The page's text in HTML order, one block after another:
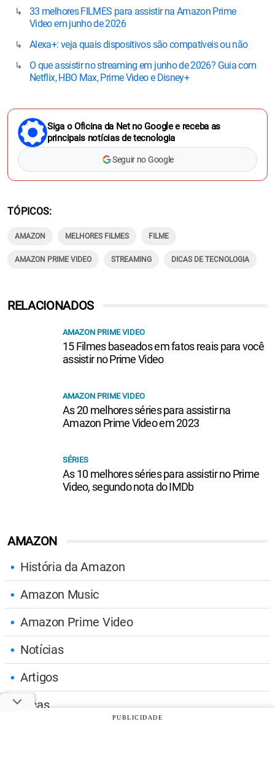
33 melhores FILMES para assistir na Amazon Prime
Video em junho de 2026
Alexa+: veja quais dispositivos são compatíveis ou não
O que assistir no streaming em junho de 2026? Guia com
Netflix, HBO Max, Prime Video e Disney+
Siga o Oficina da Net no Google e receba as
principais notícias de tecnologia
Seguir no Google
TÓPICOS
AMAZON MELHORES FILMES FILME
AMAZON PRIME VIDEO STREAMING DICAS DE TECNOLOGIA
AMAZON
História da Amazon
Amazon Music
Amazon Prime Video
Notícias
Artigos
Dicas
RELACIONADOS
AMAZON PRIME VIDEO
15 Filmes baseados em fatos reais para você
assistir no Prime Video
AMAZON PRIME VIDEO
As 20 melhores séries para assistir na
Amazon Prime Video em 2023
SÉRIES
As 10 melhores séries para assistir no Prime
Video, segundo nota do IMDb
PUBLICIDADE